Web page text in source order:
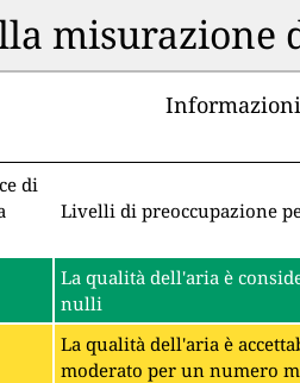
misurazione
di
Livelli di preoccupazione
La qualità dell'aria è
nulli
La qualità dell'aria è
moderato per un numero